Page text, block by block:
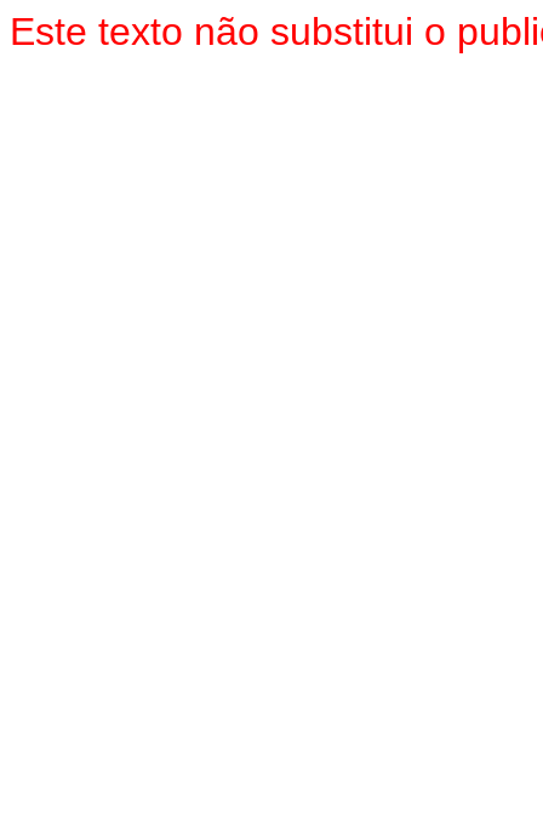
Este texto não substitui o